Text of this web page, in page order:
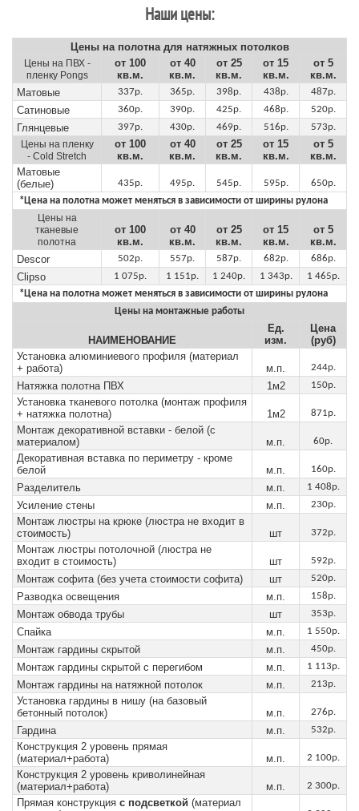
Наши цены:
Цены на полотна для натяжных потолков
Цены на ПВХ -
пленку Pongs
от 100
кв.м.
от 40
кв.м.
от 25
кв.м.
от 15
кв.м.
от 5
кв.м.
Матовые
337р. 365р. 398р. 438р. 487р.
Сатиновые 360р. 390р. 425р. 468р. 520р.
Глянцевые 397р. 430р. 469р. 516р. 573р.
Цены на пленку
- Cold Stretch
от 100
кв.м.
от 40
кв.м.
от 25
кв.м.
от 15
кв.м.
от 5
кв.м.
Матовые
(белые)
435р. 495р. 545р. 595р.
650р.
*Цена на полотна может меняться в зависимости от ширины рулона
Цены на
тканевые
полотна
от 100
кв.м.
от 40
кв.м.
от 25
кв.м.
от 15
кв.м.
от 5
кв.м.
Descor
502р. 557р. 587р. 682р. 686р.
Clipso 1 075р. 1 151р. 1 240р. 1 343р.
1 465р.
*Цена на полотна может меняться в зависимости от ширины рулона
Цены на монтажные работы
НАИМЕНОВАНИЕ
Ед.
изм.
Цена
(руб)
Установка алюминиевого профиля (материал
+ работа)
м.п. 244р.
Натяжка полотна ПВХ 1м2 150р.
Установка тканевого потолка (монтаж профиля
+ натяжка полотна)
1м2 871р.
Монтаж декоративной вставки - белой (с
материалом)
м.п. 60р.
Декоративная вставка по периметру - кроме
белой
м.п. 160р.
Разделитель м.п. 1 408р.
Усиление стены м.п. 230р.
Монтаж люстры на крюке (люстра не входит в
стоимость)
шт 372р.
Монтаж люстры потолочной (люстра не
входит в стоимость)
шт 592р.
Монтаж софита (без учета стоимости софита) шт 520р.
Разводка освещения м.п. 158р.
Монтаж обвода трубы шт 353р.
Спайка м.п. 1 550р.
Монтаж гардины скрытой м.п. 450р.
Монтаж гардины скрытой с перегибом м.п. 1 113р.
Монтаж гардины на натяжной потолок м.п. 213р.
Установка гардины в нишу (на базовый
бетонный потолок)
м.п. 276р.
Гардина м.п. 532р.
Конструкция 2 уровень прямая
(материал+работа)
м.п. 2 100р.
Конструкция 2 уровень криволинейная
(материал+работа)
м.п. 2 300р.
Прямая конструкция с подсветкой (материал